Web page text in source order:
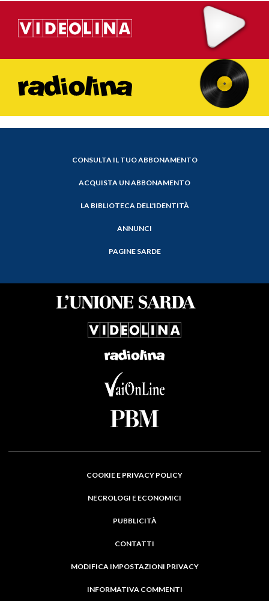
CONSULTA IL TUO ABBONAMENTO
ACQUISTA UN ABBONAMENTO
LA BIBLIOTECA DELL'IDENTITÀ
ANNUNCI
PAGINE SARDE
COOKIE E PRIVACY POLICY
NECROLOGI E ECONOMICI
PUBBLICITÀ
CONTATTI
MODIFICA IMPOSTAZIONI PRIVACY
INFORMATIVA COMMENTI